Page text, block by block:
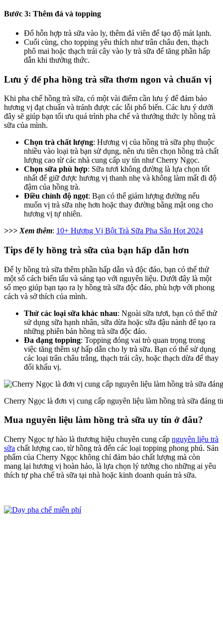
Bước 3: Thêm đá và topping
Đổ hỗn hợp trà sữa vào ly, thêm đá viên để tạo độ mát lạnh.
Cuối cùng, cho topping yêu thích như trân châu đen, thạch
phô mai hoặc thạch trái cây vào ly trà sữa để tăng phần hấp
dẫn khi thưởng thức.
Lưu ý để pha hồng trà sữa thơm ngon và chuẩn vị
Khi pha chế hồng trà sữa, có một vài điểm cần lưu ý để đảm bảo
hương vị đạt chuẩn và tránh được các lỗi phổ biến. Các lưu ý dưới
đây sẽ giúp bạn tối ưu quá trình pha chế và thưởng thức ly hồng trà
sữa của mình.
Chọn trà chất lượng: Hương vị của hồng trà sữa phụ thuộc
nhiều vào loại trà bạn sử dụng, nên ưu tiên chọn hồng trà chất
lượng cao từ các nhà cung cấp uy tín như Cherry Ngọc.
Chọn sữa phù hợp: Sữa tươi không đường là lựa chọn tốt
nhất để giữ được hương vị thanh nhẹ và không làm mất đi độ
đậm của hồng trà.
Điều chỉnh độ ngọt: Bạn có thể giảm lượng đường nếu
muốn vị trà sữa nhẹ hơn hoặc thay đường bằng mật ong cho
hương vị tự nhiên.
>>> Xem thêm: 10+ Hương Vị Bột Trà Sữa Pha Sẵn Hot 2024
Tips để ly hồng trà sữa của bạn hấp dẫn hơn
Để ly hồng trà sữa thêm phần hấp dẫn và độc đáo, bạn có thể thử
một số cách biến tấu và sáng tạo với nguyên liệu. Dưới đây là một
số mẹo giúp bạn tạo ra ly hồng trà sữa độc đáo, phù hợp với phong
cách và sở thích của mình.
Thử các loại sữa khác nhau: Ngoài sữa tươi, bạn có thể thử
sử dụng sữa hạnh nhân, sữa dừa hoặc sữa đậu nành để tạo ra
những phiên bản hồng trà sữa độc đáo.
Đa dạng topping: Topping đóng vai trò quan trọng trong
việc tăng thêm sự hấp dẫn cho ly trà sữa. Bạn có thể sử dụng
các loại trân châu trắng, thạch trái cây, hoặc thạch dừa để thay
đổi khẩu vị.
Cherry Ngọc là đơn vị cung cấp nguyên liệu làm hồng trà sữa đáng
Mua nguyên liệu làm hồng trà sữa uy tín ở đâu?
Cherry Ngọc tự hào là thương hiệu chuyên cung cấp nguyên liệu trà
sữa chất lượng cao, từ hồng trà đến các loại topping phong phú. Sản
phẩm của Cherry Ngọc không chỉ đảm bảo chất lượng mà còn
mang lại hương vị hoàn hảo, là lựa chọn lý tưởng cho những ai yêu
thích tự pha chế trà sữa tại nhà hoặc kinh doanh quán trà sữa.